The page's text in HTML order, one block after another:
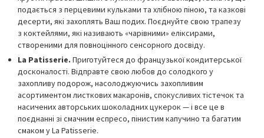
подається з перцевими кульками та хлібною піною, та казкові
десерти, які захоплять Ваш подих. Поєднуйте свою трапезу
з коктейлями, які називають «чарівними» еліксирами,
створеними для повноцінного сенсорного досвіду.
La Patisserie. Приготуйтеся до французької кондитерської
досконалості. Відправте свою любов до солодкого у
захопливу подорож, насолоджуючись захопливим
асортиментом листкових макаронів, спокусливих тістечок та
насичених авторських шоколадних цукерок — і все це в
поєднанні зі смачним еспресо, пінистим капучино та багатим
смаком у La Patisserie.